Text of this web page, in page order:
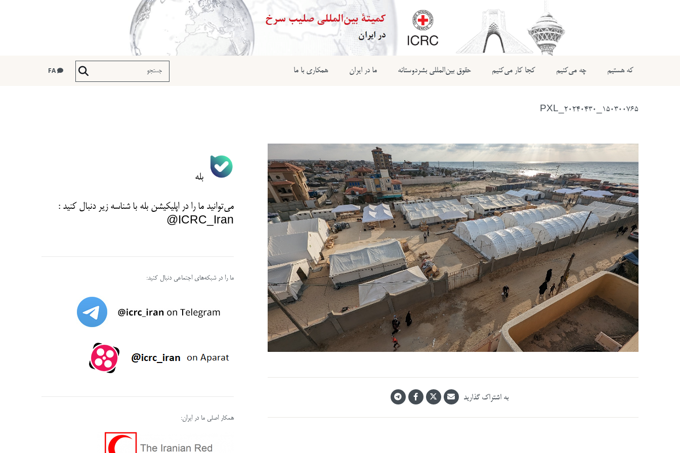
که هستیم چه می‌کنیم کجا کار می‌کنیم حقوق بین‌المللی بشردوستانه ما در ایران همکاری با ما
PXL_20240430_150300765
به اشتراک گذارید
بله
می‌توانید ما را در اپلیکیشن بله با شناسه زیردنبال کنید :
ICRC_Iran@
ما را در شبکه‌های اجتماعی دنبال کنید:
همکار اصلی ما در ایران: